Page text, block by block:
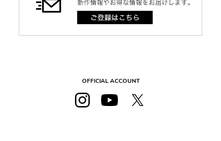
OFFICIAL ACCOUNT